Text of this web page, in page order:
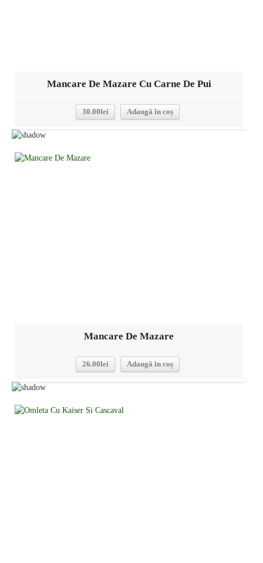
Mancare De Mazare Cu Carne De Pui
30.00lei Adaugă în coș
Mancare De Mazare
26.00lei Adaugă în coș